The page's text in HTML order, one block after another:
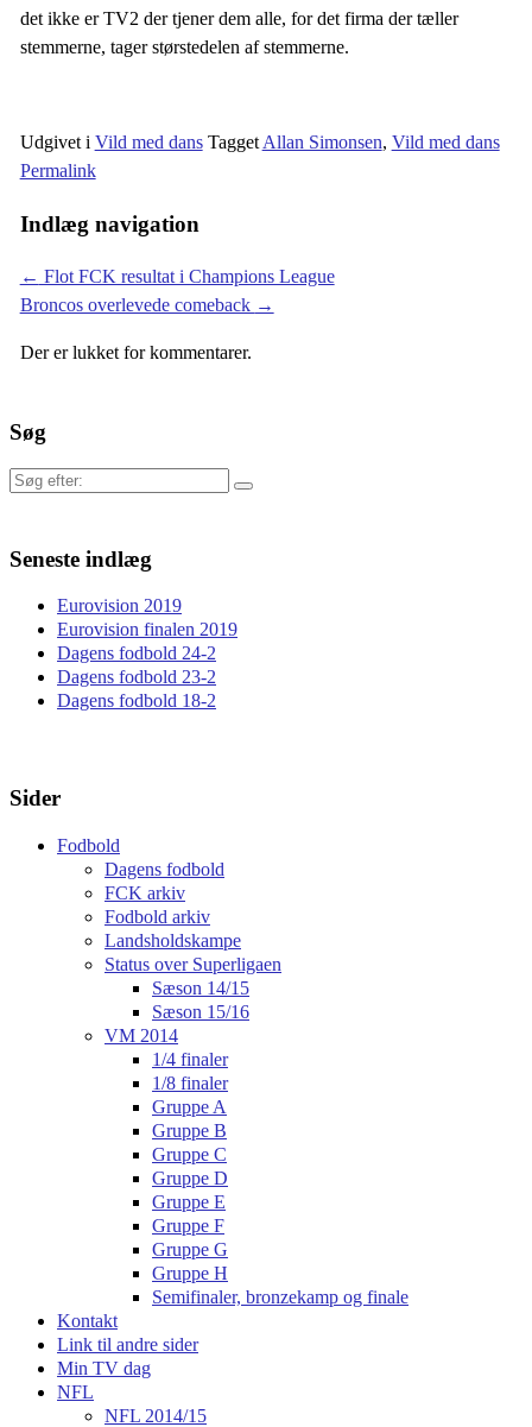
det ikke er TV2 der tjener dem alle, for det firma der tæller
stemmerne, tager størstedelen af stemmerne.
Udgivet i Vild med dans Tagget Allan Simonsen, Vild med dans
Permalink
Indlæg navigation
← Flot FCK resultat i Champions League
Broncos overlevede comeback →
Der er lukket for kommentarer.
Søg
Søg
Seneste indlæg
Eurovision 2019
Eurovision finalen 2019
Dagens fodbold 24-2
Dagens fodbold 23-2
Dagens fodbold 18-2
Sider
Fodbold
Dagens fodbold
FCK arkiv
Fodbold arkiv
Landsholdskampe
Status over Superligaen
Sæson 14/15
Sæson 15/16
VM 2014
1/4 finaler
1/8 finaler
Gruppe A
Gruppe B
Gruppe C
Gruppe D
Gruppe E
Gruppe F
Gruppe G
Gruppe H
Semifinaler, bronzekamp og finale
Kontakt
Link til andre sider
Min TV dag
NFL
NFL 2014/15